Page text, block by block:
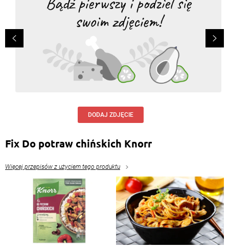
DODAJ ZDJĘCIE
Fix Do potraw chińskich Knorr
Więcej przepisów z użyciem tego produktu